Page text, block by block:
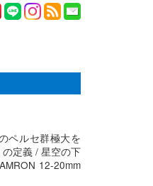
ペルセ群極大を
定義 / 星空の下
12-20mm